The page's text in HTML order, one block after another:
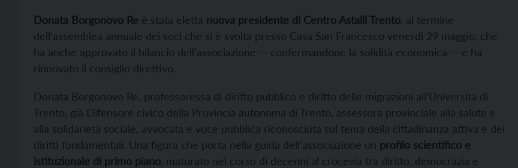
Donata Borgonovo Re è stata eletta nuova presidente di Centro Astalli Trento , al termine
dell’assemblea annuale dei soci che si è svolta presso Casa San Francesco venerdì 29 maggio, che
ha anche approvato il bilancio dell’associazione — confermandone la solidità economica — e ha
rinnovato il consiglio direttivo.
Donata Borgonovo Re, professoressa di diritto pubblico e diritto delle migrazioni all’Università di
Trento, già Difensore civico della Provincia autonoma di Trento, assessora provinciale alla salute e
alla solidarietà sociale, avvocata e voce pubblica riconosciuta sul tema della cittadinanza attiva e dei
diritti fondamentali. Una figura che porta nella guida dell’associazione un profilo scientifico e
istituzionale di primo piano , maturato nel corso di decenni al crocevia tra diritto, democrazia e